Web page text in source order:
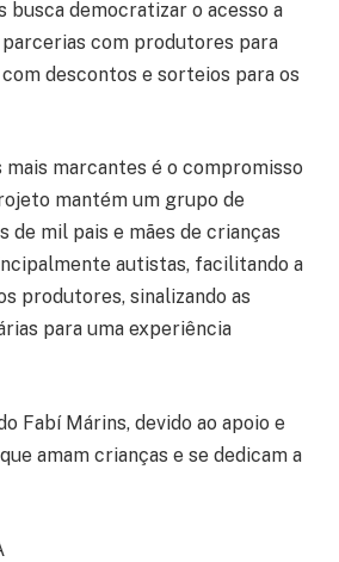
busca democratizar o acesso a
com produtores para
descontos e sorteios para os
marcantes é o compromisso
mantém um grupo de
de mil pais e mães de crianças
autistas, facilitando a
produtores, sinalizando as
para uma experiência
Fabí Márins, devido ao apoio e
amam crianças e se dedicam a